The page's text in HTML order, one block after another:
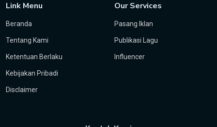
Link Menu
Beranda
Tentang Kami
Ketentuan Berlaku
Kebijakan Pribadi
Disclaimer
Our Services
Pasang Iklan
Publikasi Lagu
Influencer